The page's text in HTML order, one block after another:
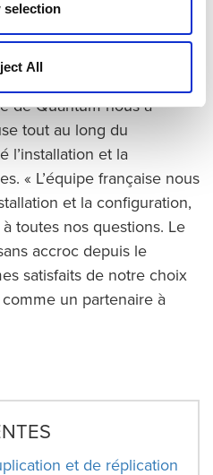
selection
All
également un
pas été déçus sur ce
de Quantum nous a
tout au long du
l’installation et la
« L’équipe française nous
et la configuration,
toutes nos questions. Le
accroc depuis le
satisfaits de notre choix
un partenaire à
et de réplication